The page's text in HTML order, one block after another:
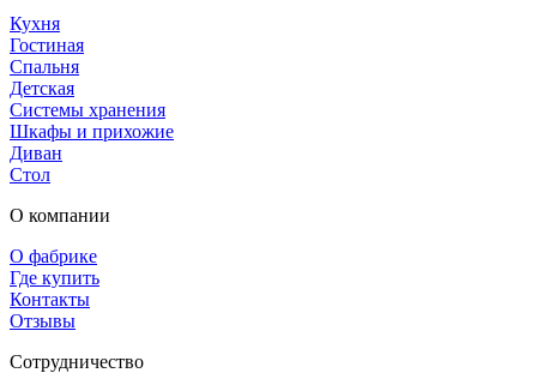
Кухня
Гостиная
Спальня
Детская
Системы хранения
Шкафы и прихожие
Диван
Стол
О компании
О фабрике
Где купить
Контакты
Отзывы
Сотрудничество